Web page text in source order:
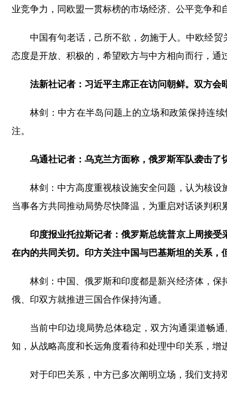
业竞争力，同欧盟一贯标榜的市场经济、公平竞争和
中国有句老话，己所不欲，勿施于人。中欧经
态度是开放、积极的，希望欧方与中方相向而行，
法新社记者：习近平主席正在访问朝鲜。双方
林剑：中方在半岛问题上的立场和政策保持连
注。
乌通社记者：乌克兰方面称，俄罗斯军队袭击
林剑：中方高度重视核设施安全问题，认为核
当事各方共同推动局势尽快降温，为重启对话谈判积
印度报业托拉斯记者：俄罗斯总统普京上周接
在内的共同关切。印方关注中国与巴基斯坦的关系
林剑：中国、俄罗斯和印度都是新兴经济体，
俄、印双方就推进三国合作保持沟通。
当前中印边境局势总体稳定，双方沟通渠道畅
知，从战略高度和长远角度看待和处理中印关系，
对于印巴关系，中方已多次阐明立场，我们支